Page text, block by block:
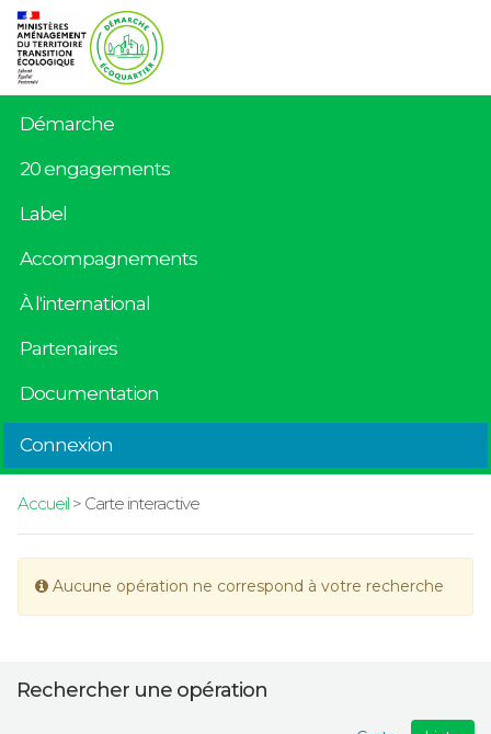
Démarche
20 engagements
Label
Accompagnements
À l'international
Partenaires
Documentation
Connexion
Accueil> Carte interactive
Aucune opération ne correspond à votre recherche
Rechercher une opération